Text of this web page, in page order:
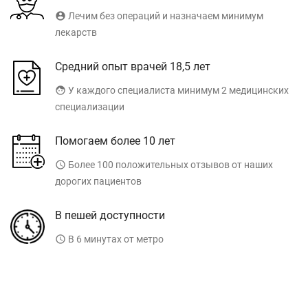
account_circle Лечим без операций и назначаем минимум
лекарств
Средний опыт врачей 18,5 лет
face У каждого специалиста минимум 2 медицинских
специализации
Помогаем более 10 лет
access_time Более 100 положительных отзывов от наших
дорогих пациентов
В пешей доступности
access_time В 6 минутах от метро